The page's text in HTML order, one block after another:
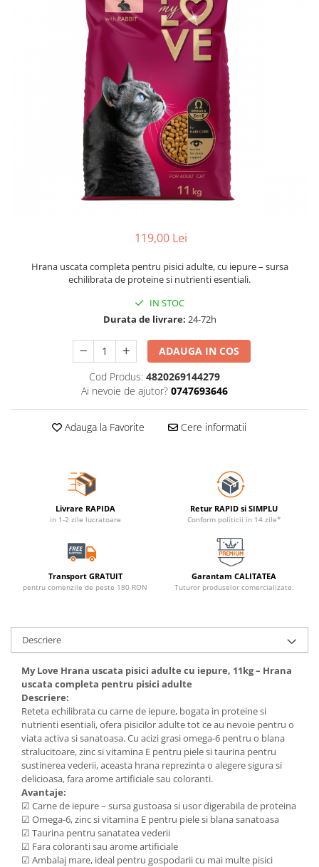
119,00 Lei
Hrana uscata completa pentru pisici adulte, cu iepure – sursa
echilibrata de proteine si nutrienti esentiali.
IN STOC
Durata de livrare: 24-72h
ADAUGA IN COS
Cod Produs: 4820269144279
Ai nevoie de ajutor? 0747693646
Adauga la Favorite Cere informatii
Livrare RAPIDA
in 1-2 zile lucratoare
Retur RAPID si SIMPLU
Conform politicii in 14 zile*
Transport GRATUIT
pentru comenzile de peste 180 RON
Garantam CALITATEA
Tuturor produselor comercializate.
Descriere
My Love Hrana uscata pisici adulte cu iepure, 11kg – Hrana
uscata completa pentru pisici adulte
Descriere:
Reteta echilibrata cu carne de iepure, bogata in proteine si
nutrienti esentiali, ofera pisicilor adulte tot ce au nevoie pentru o
viata activa si sanatoasa. Cu acizi grasi omega-6 pentru o blana
stralucitoare, zinc si vitamina E pentru piele si taurina pentru
sustinerea vederii, aceasta hrana reprezinta o alegere sigura si
delicioasa, fara arome artificiale sau coloranti.
Avantaje:
☑ Carne de iepure – sursa gustoasa si usor digerabila de proteina
☑ Omega-6, zinc si vitamina E pentru piele si blana sanatoasa
☑ Taurina pentru sanatatea vederii
☑ Fara coloranti sau arome artificiale
☑ Ambalaj mare, ideal pentru gospodarii cu mai multe pisici